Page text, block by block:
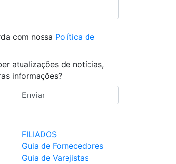
com nossa Política de
atualizações de notícias,
informações?
FILIADOS
Guia de Fornecedores
Guia de Varejistas